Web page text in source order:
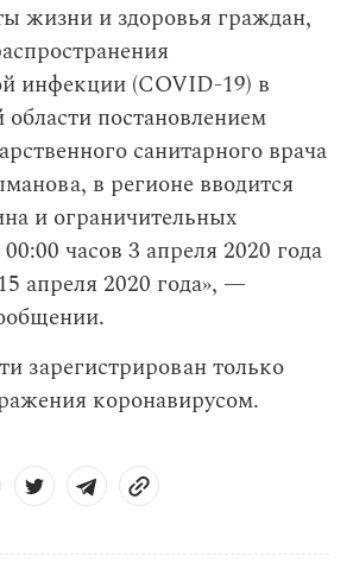
жизни и здоровья граждан,
инфекции (COVID-19) в
постановлением
санитарного врача
в регионе вводится
и ограничительных
часов 3 апреля 2020 года
апреля 2020 года», —
зарегистрирован только
коронавирусом.